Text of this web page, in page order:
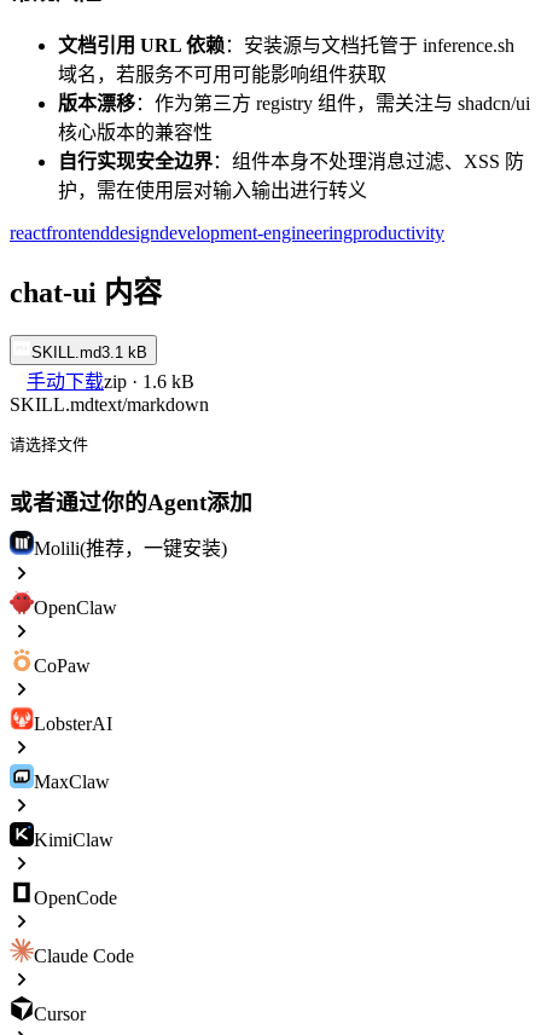
文档引用 URL 依赖：安装源与文档托管于 inference.sh
域名，若服务不可用可能影响组件获取
版本漂移：作为第三方 registry 组件，需关注与 shadcn/ui
核心版本的兼容性
自行实现安全边界：组件本身不处理消息过滤、XSS 防
护，需在使用层对输入输出进行转义
reactfrontenddesigndevelopment-engineeringproductivity
chat-ui 内容
SKILL.md3.1 kB
手动下载zip · 1.6 kB
SKILL.mdtext/markdown
请选择文件
或者通过你的Agent添加
Molili(推荐，一键安装)
OpenClaw
CoPaw
LobsterAI
MaxClaw
KimiClaw
OpenCode
Claude Code
Cursor